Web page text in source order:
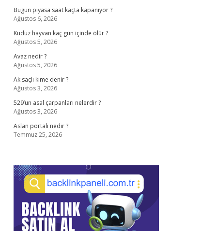
Bugün piyasa saat kaçta kapanıyor ?
Ağustos 6, 2026
Kuduz hayvan kaç gün içinde ölür ?
Ağustos 5, 2026
Avaz nedir ?
Ağustos 5, 2026
Ak saçlı kime denir ?
Ağustos 3, 2026
529’un asal çarpanları nelerdir ?
Ağustos 3, 2026
Aslan portali nedir ?
Temmuz 25, 2026